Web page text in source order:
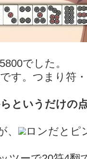
でした。
す。つまり符
というだけの
ロンだとピ